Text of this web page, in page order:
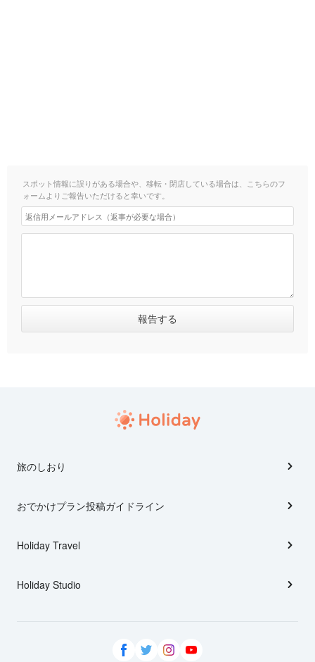
スポット情報に誤りがある場合や、移転・閉店している場合は、こちらのフ
ォームよりご報告いただけると幸いです。
旅のしおり
おでかけプラン投稿ガイドライン
Holiday Travel
Holiday Studio